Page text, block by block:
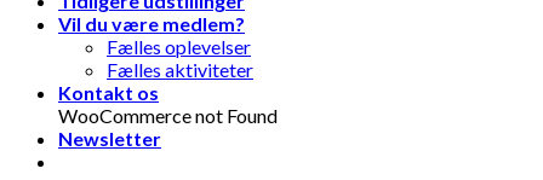
Vil du være medlem?
Fælles oplevelser
Fælles aktiviteter
Kontakt os
WooCommerce not Found
Newsletter